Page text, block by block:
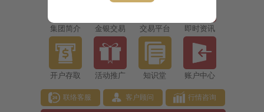
集团简介 金银交易 交易平台 即时资讯
开户存取 活动推广 知识堂 账户中心
联络客服 客户顾问 行情咨询